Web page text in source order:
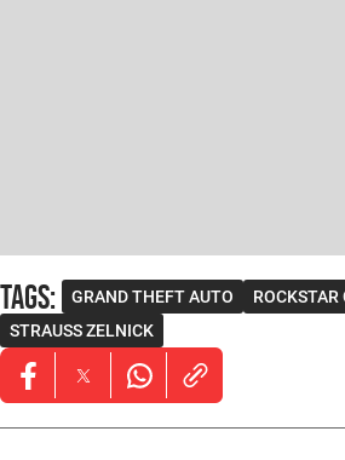
Tags: GRAND THEFT AUTO ROCKSTAR
STRAUSS ZELNICK
Opens in new window
Opens in new window
Opens in new window